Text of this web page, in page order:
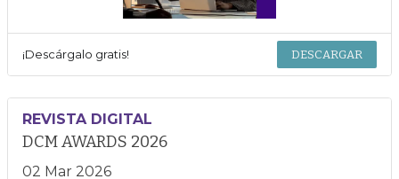
¡Descárgalo gratis! DESCARGAR
REVISTA DIGITAL
DCM AWARDS 2026
02 Mar 2026